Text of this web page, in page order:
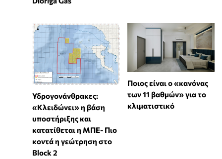
Υδρογονάνθρακες:
«Κλειδώνει» η βάση
υποστήριξης και
κατατίθεται η ΜΠΕ- Πιο
κοντά η γεώτρηση στο
Block 2
Ποιος είναι ο «κανόνας
των 11 βαθμών» για το
κλιματιστικό